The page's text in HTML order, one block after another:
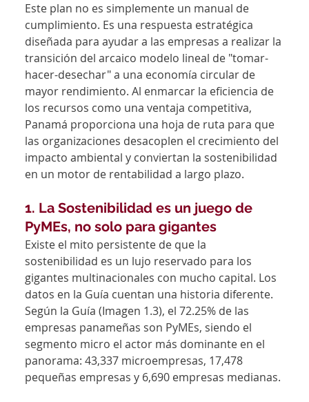
Este plan no es simplemente un manual de
cumplimiento. Es una respuesta estratégica
diseñada para ayudar a las empresas a realizar la
transición del arcaico modelo lineal de "tomar-
hacer-desechar" a una economía circular de
mayor rendimiento. Al enmarcar la eficiencia de
los recursos como una ventaja competitiva,
Panamá proporciona una hoja de ruta para que
las organizaciones desacoplen el crecimiento del
impacto ambiental y conviertan la sostenibilidad
en un motor de rentabilidad a largo plazo.
1. La Sostenibilidad es un juego de
PyMEs, no solo para gigantes
Existe el mito persistente de que la
sostenibilidad es un lujo reservado para los
gigantes multinacionales con mucho capital. Los
datos en la Guía cuentan una historia diferente.
Según la Guía (Imagen 1.3), el 72.25% de las
empresas panameñas son PyMEs, siendo el
segmento micro el actor más dominante en el
panorama: 43,337 microempresas, 17,478
pequeñas empresas y 6,690 empresas medianas.